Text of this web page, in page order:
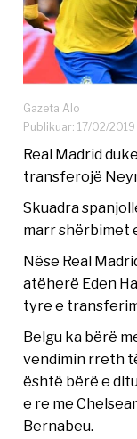
Gazeta Alo
Publikuar: 17/02/
Real Madrid
transferojë
Skuadra
marr shërbimet
Nëse Real
atëherë Eden
tyre e
Belgu ka bërë
vendimin rreth
është bërë e
e re me
Bernabeu.